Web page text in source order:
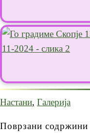
Настани, Галерија
Поврзани содржини